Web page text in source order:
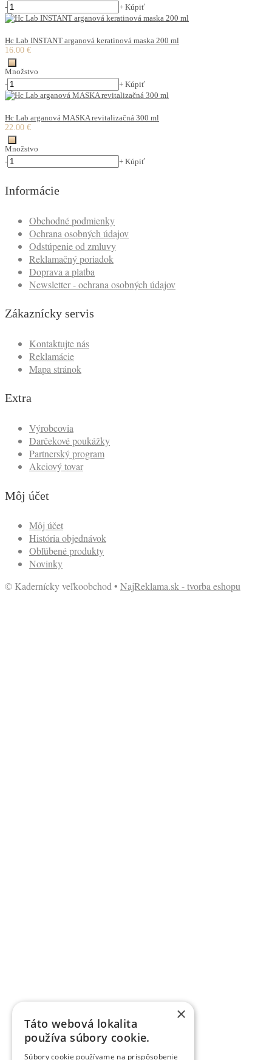
-
+ Kúpiť
Hc Lab INSTANT arganová keratinová maska 200 ml
16.00 €
Množstvo
-
+ Kúpiť
Hc Lab arganová MASKA revitalizačná 300 ml
22.00 €
Množstvo
-
+ Kúpiť
Informácie
Obchodné podmienky
Ochrana osobných údajov
Odstúpenie od zmluvy
Reklamačný poriadok
Doprava a platba
Newsletter - ochrana osobných údajov
Zákaznícky servis
Kontaktujte nás
Reklamácie
Mapa stránok
Extra
Výrobcovia
Darčekové poukážky
Partnerský program
Akciový tovar
Môj účet
Môj účet
História objednávok
Obľúbené produkty
Novinky
© Kadernícky veľkoobchod • NajReklama.sk - tvorba eshopu
×
Táto webová lokalita
používa súbory cookie.
Súbory cookie používame na prispôsobenie